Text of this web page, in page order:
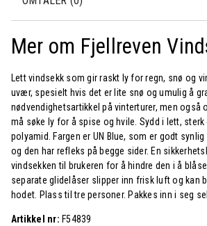
Mer om Fjellreven
Lett vindsekk som gir raskt ly for regn, snø og
uvær, spesielt hvis det er lite snø og umulig å
nødvendighetsartikkel på vinterturer, men også
må søke ly for å spise og hvile. Sydd i lett, sterk
polyamid. Fargen er UN Blue, som er godt
og den har refleks på begge sider. En
vindsekken til brukeren for å hindre den i å
separate glidelåser slipper inn frisk luft og kan
hodet. Plass til tre personer. Pakkes inn i seg
Artikkel nr: F54839